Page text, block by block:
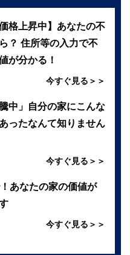
格上昇中】あなたの不
？ 住所等の入力で不
が分かる！
今すぐ見る＞＞
中」自分の家にこんな
ったなんて知りません
今すぐ見る＞＞
あなたの家の価値が
今すぐ見る＞＞